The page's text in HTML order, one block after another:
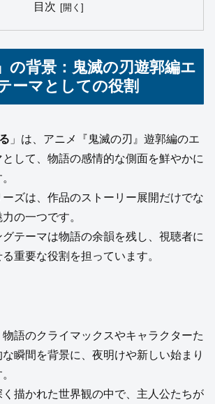
目次
の背景：鬼滅の刃遊郭編エ
ーマとしての役割
」は、アニメ『鬼滅の刃』遊郭編のエ
して、物語の感情的な側面を鮮やかに
ーズは、作品のストーリー展開だけでな
の一つです。
テーマは物語の余韻を残し、視聴者に
重要な役割を担っています。
物語のクライマックスやキャラクターた
瞬間を背景に、夜明けや新しい始まり
描かれた世界観の中で、主人公たちが